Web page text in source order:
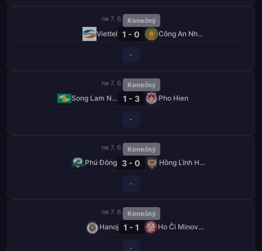
ne 7. 6. Konečný
Viettel 1 - 0 Công An Nhân Dân
-
ne 7. 6. Konečný
Song Lam Nghe An 1 - 3 Pho Hien
-
ne 7. 6. Konečný
Phú Đông 3 - 0 Hồng Lĩnh Hà Tĩnh
-
ne 7. 6. Konečný
Hanoj 1 - 1 Ho Či Minovo Město
-